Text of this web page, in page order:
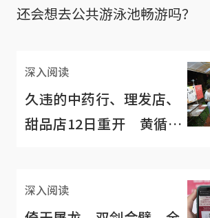
还会想去公共游泳池畅游吗？
深入阅读
久违的中药行、理发店、
甜品店12日重开 黄循
深入阅读